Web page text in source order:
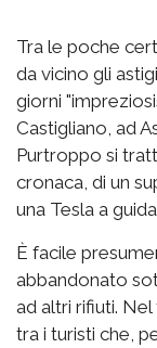
Tra le poche
da vicino gli
giorni
Castigliano, ad
Purtroppo si
cronaca, di un
una Tesla a
È facile
abbandonato
ad altri rifiuti.
tra i turisti che,